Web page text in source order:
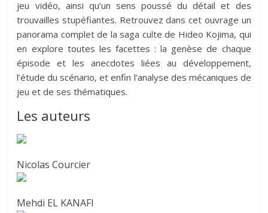
jeu vidéo, ainsi qu’un sens poussé du détail et des
trouvailles stupéfiantes. Retrouvez dans cet ouvrage un
panorama complet de la saga culte de Hideo Kojima, qui
en explore toutes les facettes : la genèse de chaque
épisode et les anecdotes liées au développement,
l’étude du scénario, et enfin l’analyse des mécaniques de
jeu et de ses thématiques.
Les auteurs
Nicolas Courcier
Mehdi EL KANAFI